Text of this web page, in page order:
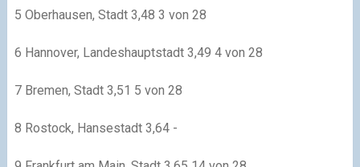
5 Oberhausen, Stadt 3,48 3 von 28
6 Hannover, Landeshauptstadt 3,49 4 von 28
7 Bremen, Stadt 3,51 5 von 28
8 Rostock, Hansestadt 3,64 -